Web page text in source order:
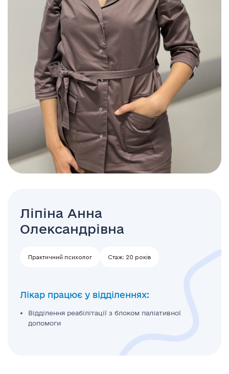
Ліпіна Анна
Олександрівна
Практичний психолог Стаж: 20 років
Лікар працює у відділеннях:
Відділення реабілітації з блоком паліативної
допомоги